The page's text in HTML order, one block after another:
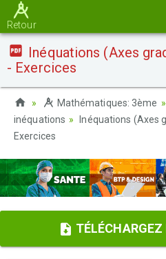
Retour
Inéquations (Axes
- Exercices
Mathématiques: 3ème
inéquations
Inéquations (Axes
Exercices